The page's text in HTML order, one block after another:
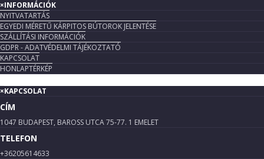
×INFORMÁCIÓK
NYITVATARTÁS
EGYEDI MÉRETŰ KÁRPITOS BÚTOROK JELENTÉSE
SZÁLLÍTÁSI INFORMÁCIÓK
GDPR - ADATVÉDELMI TÁJÉKOZTATÓ
KAPCSOLAT
HONLAPTÉRKÉP
×KAPCSOLAT
CÍM
1047 BUDAPEST, BAROSS UTCA 75-77. 1 EMELET
TELEFON
+36205614633